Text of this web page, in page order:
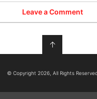
Leave a Comment
↑
© Copyright 2026, All Rights